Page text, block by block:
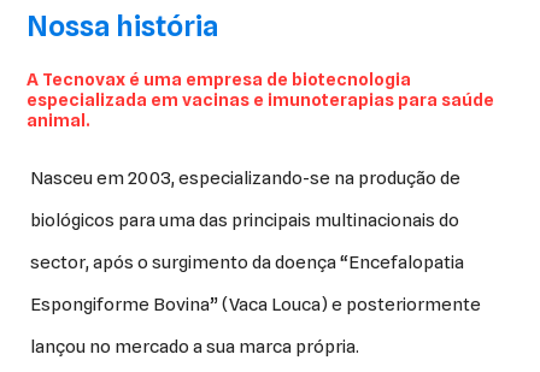
Nossa história
A Tecnovax é uma empresa de biotecnologia
especializada em vacinas e imunoterapias para saúde
animal.
Nasceu em 2003, especializando-se na produção de
biológicos para uma das principais multinacionais do
sector, após o surgimento da doença “Encefalopatia
Espongiforme Bovina” (Vaca Louca) e posteriormente
lançou no mercado a sua marca própria.